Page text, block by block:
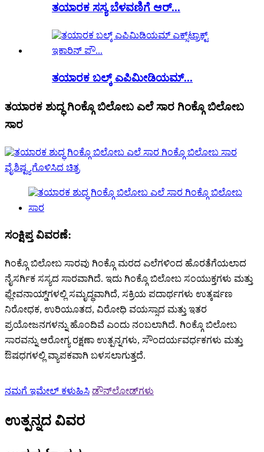
ತಯಾರಕ ಸಸ್ಯ ಬೆಳವಣಿಗೆ ಆರ್...
ತಯಾರಕ ಬಲ್ಕ್ ಎಪಿಮೀಡಿಯಮ್...
ತಯಾರಕ ಶುದ್ಧ ಗಿಂಕ್ಗೊ ಬಿಲೋಬ ಎಲೆ ಸಾರ ಗಿಂಕ್ಗೊ ಬಿಲೋಬ
ಸಾರ
ಸಂಕ್ಷಿಪ್ತ ವಿವರಣೆ:
ಗಿಂಕ್ಗೊ ಬಿಲೋಬ ಸಾರವು ಗಿಂಕ್ಗೊ ಮರದ ಎಲೆಗಳಿಂದ ಹೊರತೆಗೆಯಲಾದ
ನೈಸರ್ಗಿಕ ಸಸ್ಯದ ಸಾರವಾಗಿದೆ. ಇದು ಗಿಂಕ್ಗೊ ಬಿಲೋಬ ಸಂಯುಕ್ತಗಳು ಮತ್ತು
ಫ್ಲೇವನಾಯ್ಡ್‌ಗಳಲ್ಲಿ ಸಮೃದ್ಧವಾಗಿದೆ, ಸಕ್ರಿಯ ಪದಾರ್ಥಗಳು ಉತ್ಕರ್ಷಣ
ನಿರೋಧಕ, ಉರಿಯೂತದ, ವಿರೋಧಿ ವಯಸ್ಸಾದ ಮತ್ತು ಇತರ
ಪ್ರಯೋಜನಗಳನ್ನು ಹೊಂದಿವೆ ಎಂದು ನಂಬಲಾಗಿದೆ. ಗಿಂಕ್ಗೊ ಬಿಲೋಬ
ಸಾರವನ್ನು ಆರೋಗ್ಯ ರಕ್ಷಣಾ ಉತ್ಪನ್ನಗಳು, ಸೌಂದರ್ಯವರ್ಧಕಗಳು ಮತ್ತು
ಔಷಧಗಳಲ್ಲಿ ವ್ಯಾಪಕವಾಗಿ ಬಳಸಲಾಗುತ್ತದೆ.
ನಮಗೆ ಇಮೇಲ್ ಕಳುಹಿಸಿ ಡೌನ್‌ಲೋಡ್‌ಗಳು
ಉತ್ಪನ್ನದ ವಿವರ